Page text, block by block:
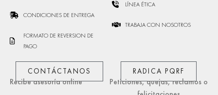
CONDICIONES DE ENTREGA
FORMATO DE REVERSION DE
PAGO
LÍNEA ÉTICA
TRABAJA CON NOSOTROS
CONTÁCTANOS
Recibe asesoría online
RADICA PQRF
Peticiones, quejas, reclamos o